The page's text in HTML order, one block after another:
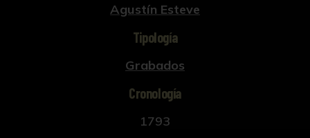
Agustín Esteve
Tipología
Grabados
Cronología
1793